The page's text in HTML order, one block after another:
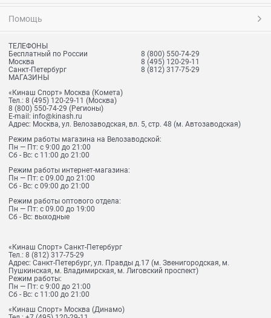
Помощь
ТЕЛЕФОНЫ
Бесплатный по России
8 (800) 550-74-29
Москва
8 (495) 120-29-11
Санкт-Петербург
8 (812) 317-75-29
МАГАЗИНЫ
«Кинаш Спорт» Москва (Комета)
Тел.: 8 (495) 120-29-11 (Москва)
8 (800) 550-74-29 (Регионы)
E-mail: info@kinash.ru
Адрес: Москва, ул. Велозаводская, вл. 5, стр. 48 (м. Автозаводская)
Режим работы магазина на Велозаводской:
Пн — Пт: с 9:00 до 21:00
Сб - Вс: с 11:00 до 21:00
Режим работы интернет-магазина:
Пн — Пт: с 09.00 до 21:00
Сб - Вс: с 09:00 до 21:00
Режим работы оптового отдела:
Пн — Пт: с 09.00 до 19:00
Сб - Вс: выходные
«Кинаш Спорт» Санкт-Петербург
Тел.: 8 (812) 317-75-29
Адрес: Санкт-Петербург, ул. Правды д.17 (м. Звенигородская, м.
Пушкинская, м. Владимирская, м. Лиговский проспект)
Режим работы:
Пн — Пт: с 9:00 до 21:00
Сб - Вс: с 11:00 до 21:00
«Кинаш Спорт» Москва (Динамо)